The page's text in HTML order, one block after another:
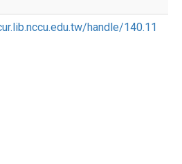
handle/140.11